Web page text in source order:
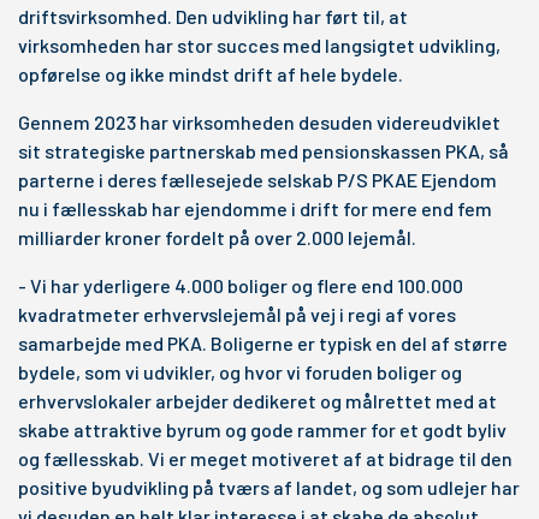
driftsvirksomhed. Den udvikling har ført til, at
virksomheden har stor succes med langsigtet udvikling,
opførelse og ikke mindst drift af hele bydele.
Gennem 2023 har virksomheden desuden videreudviklet
sit strategiske partnerskab med pensionskassen PKA, så
parterne i deres fællesejede selskab P/S PKAE Ejendom
nu i fællesskab har ejendomme i drift for mere end fem
milliarder kroner fordelt på over 2.000 lejemål.
- Vi har yderligere 4.000 boliger og flere end 100.000
kvadratmeter erhvervslejemål på vej i regi af vores
samarbejde med PKA. Boligerne er typisk en del af større
bydele, som vi udvikler, og hvor vi foruden boliger og
erhvervslokaler arbejder dedikeret og målrettet med at
skabe attraktive byrum og gode rammer for et godt byliv
og fællesskab. Vi er meget motiveret af at bidrage til den
positive byudvikling på tværs af landet, og som udlejer har